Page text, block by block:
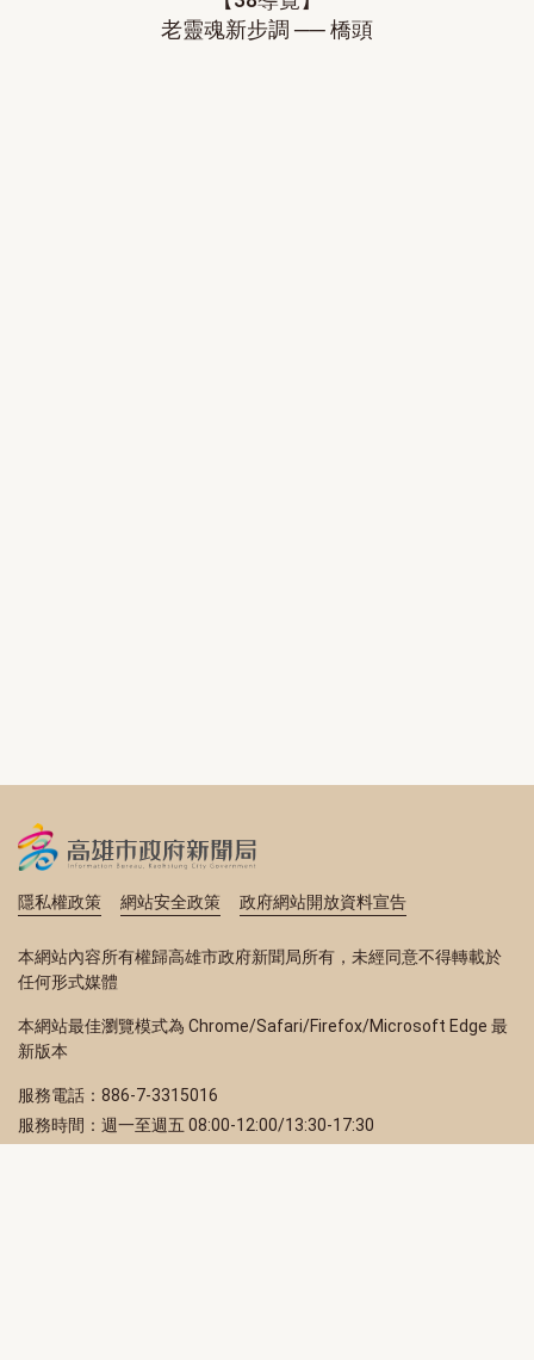
老靈魂新步調 ── 橋頭
隱私權政策 網站安全政策 政府網站開放資料宣告
本網站內容所有權歸高雄市政府新聞局所有，未經同意不得轉載於
任何形式媒體
本網站最佳瀏覽模式為 Chrome/Safari/Firefox/Microsoft Edge 最
新版本
服務電話：886-7-3315016
服務時間：週一至週五 08:00-12:00/13:30-17:30